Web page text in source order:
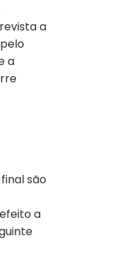
a
a
são
a